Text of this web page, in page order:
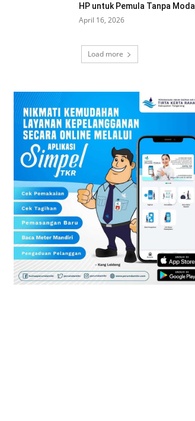
HP untuk Pemula Tanpa Modal
April 16, 2026
Load more